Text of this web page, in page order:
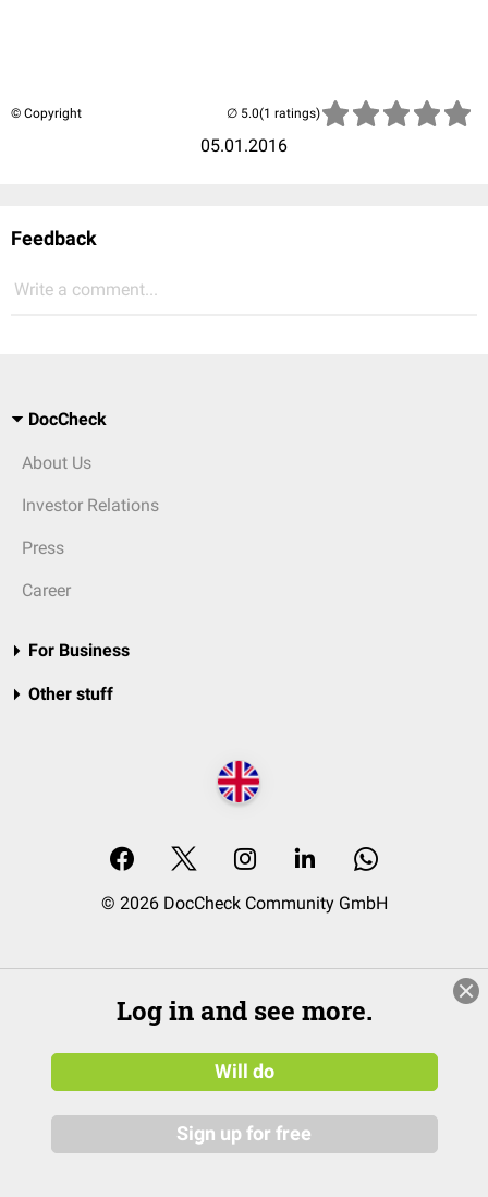
© Copyright
05.01.2016
(1 ratings)
Feedback
Write a comment...
DocCheck
About Us
Investor Relations
Press
Career
For Business
Other stuff
© 2026 DocCheck Community GmbH
Log in and see more.
Will do
Sign up for free